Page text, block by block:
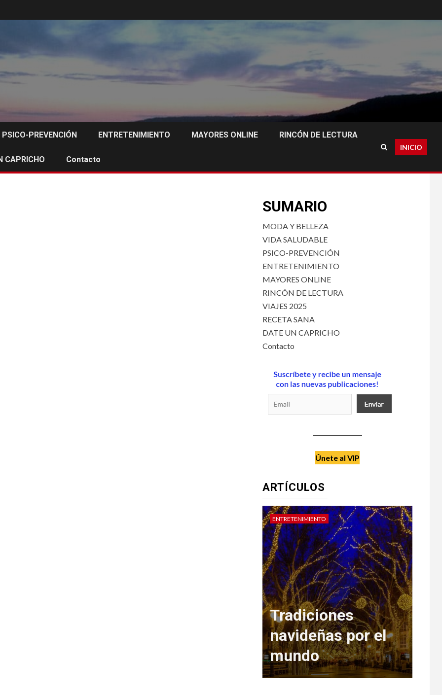
PSICO-PREVENCIÓN ENTRETENIMIENTO MAYORES ONLINE RINCÓN DE LECTURA
CAPRICHO Contacto
INICIO
SUMARIO
MODA Y BELLEZA
VIDA SALUDABLE
PSICO-PREVENCIÓN
ENTRETENIMIENTO
MAYORES ONLINE
RINCÓN DE LECTURA
VIAJES 2025
RECETA SANA
DATE UN CAPRICHO
Contacto
Únete al VIP
ARTÍCULOS
ENTRETENIMIENTO
Tradiciones
navideñas por el
mundo